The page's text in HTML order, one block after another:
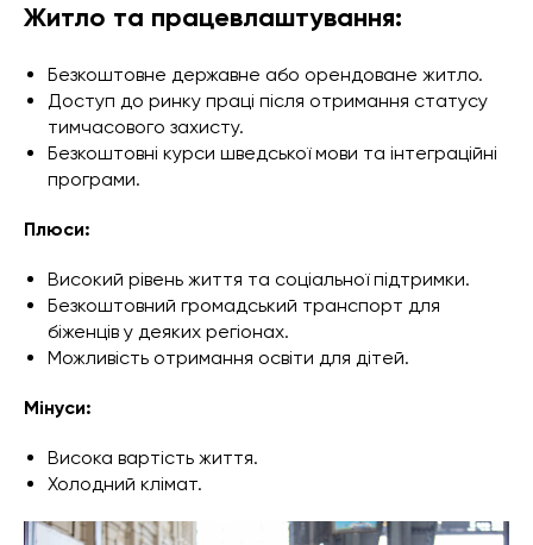
Житло та працевлаштування:
Безкоштовне державне або орендоване житло.
Доступ до ринку праці після отримання статусу
тимчасового захисту.
Безкоштовні курси шведської мови та інтеграційні
програми.
Плюси:
Високий рівень життя та соціальної підтримки.
Безкоштовний громадський транспорт для
біженців у деяких регіонах.
Можливість отримання освіти для дітей.
Мінуси:
Висока вартість життя.
Холодний клімат.